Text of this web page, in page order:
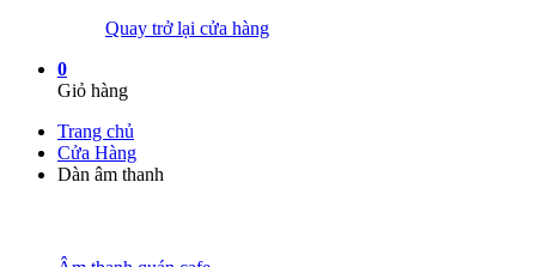
Quay trở lại cửa hàng
0
Giỏ hàng
Trang chủ
Cửa Hàng
Dàn âm thanh